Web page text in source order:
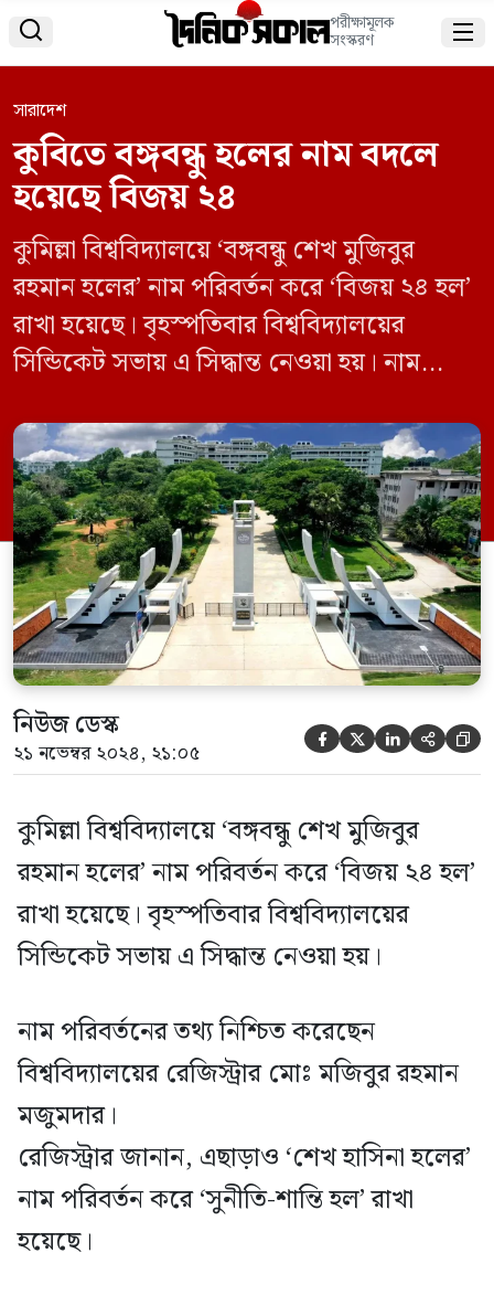
 পরীক্ষামূলক
সংস্করণ 
সারাদেশ
কুবিতে বঙ্গবন্ধু হলের নাম বদলে
হয়েছে বিজয় ২৪
কুমিল্লা বিশ্ববিদ্যালয়ে ‘বঙ্গবন্ধু শেখ মুজিবুর
রহমান হলের’ নাম পরিবর্তন করে ‘বিজয় ২৪ হল’
রাখা হয়েছে। বৃহস্পতিবার বিশ্ববিদ্যালয়ের
সিন্ডিকেট সভায় এ সিদ্ধান্ত নেওয়া হয়। নাম
রেজিস্ট্রার মোঃ মজিবুর রহমান মজুমদার।
রেজিস্ট্রার জানান, এছাড়াও ‘শেখ হাসিনা হলের’
নাম পরিবর্তন করে ‘সুনীতি-শান্তি হল’ রাখা
হয়েছে। এদিকে, বিশ্ববিদ্যালয়ের নতুন
ক্যাম্পাসের ছাত্র হল-১ এর নামকরণ […]
নিউজ ডেস্ক
২১ নভেম্বর ২০২৪, ২১:০৫     
কুমিল্লা বিশ্ববিদ্যালয়ে ‘বঙ্গবন্ধু শেখ মুজিবুর
রহমান হলের’ নাম পরিবর্তন করে ‘বিজয় ২৪ হল’
রাখা হয়েছে। বৃহস্পতিবার বিশ্ববিদ্যালয়ের
সিন্ডিকেট সভায় এ সিদ্ধান্ত নেওয়া হয়।
নাম পরিবর্তনের তথ্য নিশ্চিত করেছেন
বিশ্ববিদ্যালয়ের রেজিস্ট্রার মোঃ মজিবুর রহমান
মজুমদার।
রেজিস্ট্রার জানান, এছাড়াও ‘শেখ হাসিনা হলের’
নাম পরিবর্তন করে ‘সুনীতি-শান্তি হল’ রাখা
হয়েছে।